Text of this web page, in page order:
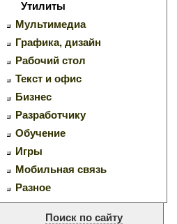
Утилиты
Мультимедиа
Графика, дизайн
Рабочий стол
Текст и офис
Бизнес
Разработчику
Обучение
Игры
Мобильная связь
Разное
Поиск по сайту